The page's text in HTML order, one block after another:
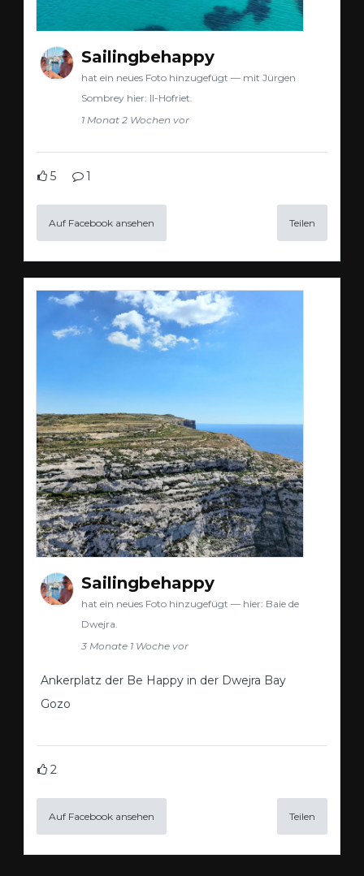
Sailingbehappy
hat ein neues Foto hinzugefügt — mit Jürgen
Sombrey hier: Il-Hofriet.
1 Monat 2 Wochen vor
5 1
Auf Facebook ansehen Teilen
Sailingbehappy
hat ein neues Foto hinzugefügt — hier: Baie de
Dwejra.
3 Monate 1 Woche vor
Ankerplatz der Be Happy in der Dwejra Bay
Gozo
2
Auf Facebook ansehen Teilen